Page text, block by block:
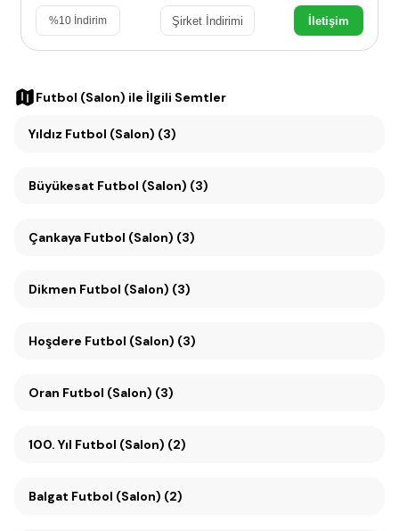
%10 İndirim Şirket İndirimi İletişim
Futbol (Salon) ile İlgili Semtler
Yıldız Futbol (Salon) (3)
Büyükesat Futbol (Salon) (3)
Çankaya Futbol (Salon) (3)
Dikmen Futbol (Salon) (3)
Hoşdere Futbol (Salon) (3)
Oran Futbol (Salon) (3)
100. Yıl Futbol (Salon) (2)
Balgat Futbol (Salon) (2)